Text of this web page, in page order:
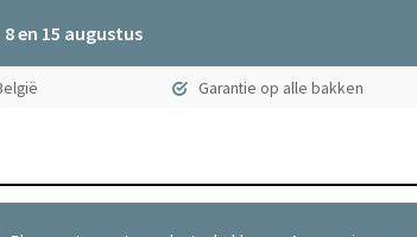
en 15 augustus
Garantie op alle bakken